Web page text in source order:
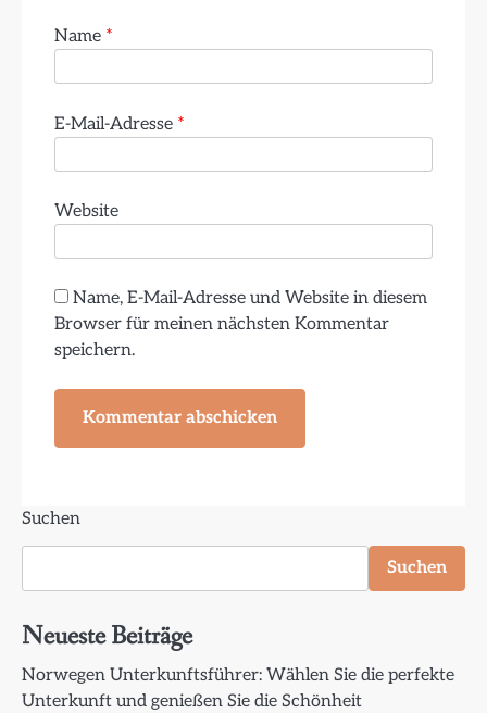
Name *
E-Mail-Adresse *
Website
Name, E-Mail-Adresse und Website in diesem
Browser für meinen nächsten Kommentar
speichern.
Suchen
Suchen
Neueste Beiträge
Norwegen Unterkunftsführer: Wählen Sie die perfekte
Unterkunft und genießen Sie die Schönheit